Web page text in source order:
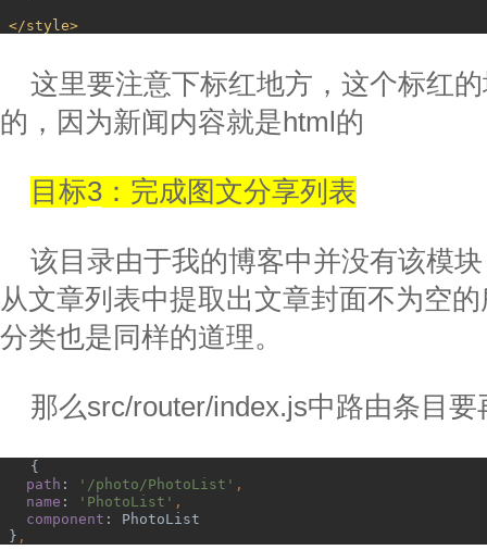
</style>
这里要注意下标红地方，这个标红
的，因为新闻内容就是 html 的
目标3 ：完成图文分享列表
该目录由于我的博客中并没有该模
从文章列表中提取出文章封面不为空
分类也是同样的道理。
那么src/router/index.js中路由条目要
{
path : '/photo/PhotoList' ,
name : 'PhotoList' ,
component : PhotoList
} ,